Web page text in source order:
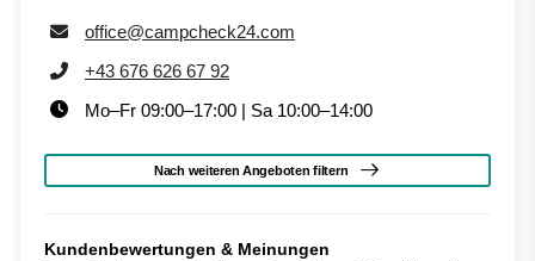
office@campcheck24.com
+43 676 626 67 92
Mo–Fr 09:00–17:00 | Sa 10:00–14:00
Nach weiteren Angeboten filtern
Kundenbewertungen & Meinungen